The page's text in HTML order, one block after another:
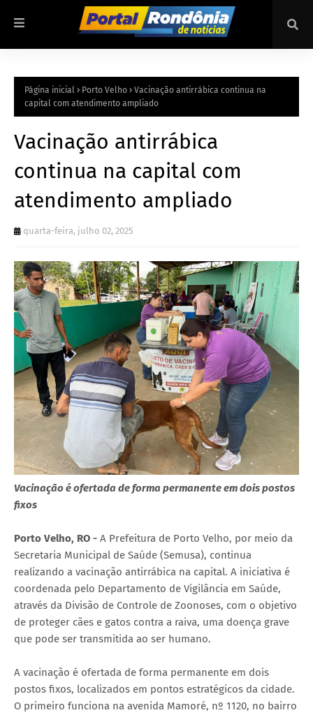
Página inicial Porto Velho
Vacinação antirrábica continua na
capital com atendimento ampliado
Vacinação antirrábica
continua na capital com
atendimento ampliado
quarta-feira, julho 02, 2025
Vacinação é ofertada de forma permanente em dois postos
fixos
Porto Velho, RO - A Prefeitura de Porto Velho, por meio da
Secretaria Municipal de Saúde (Semusa), continua
realizando a vacinação antirrábica na capital. A iniciativa é
coordenada pelo Departamento de Vigilância em Saúde,
através da Divisão de Controle de Zoonoses, com o objetivo
de proteger cães e gatos contra a raiva, uma doença grave
que pode ser transmitida ao ser humano.
A vacinação é ofertada de forma permanente em dois
postos fixos, localizados em pontos estratégicos da cidade.
O primeiro funciona na avenida Mamoré, nº 1120, no bairro